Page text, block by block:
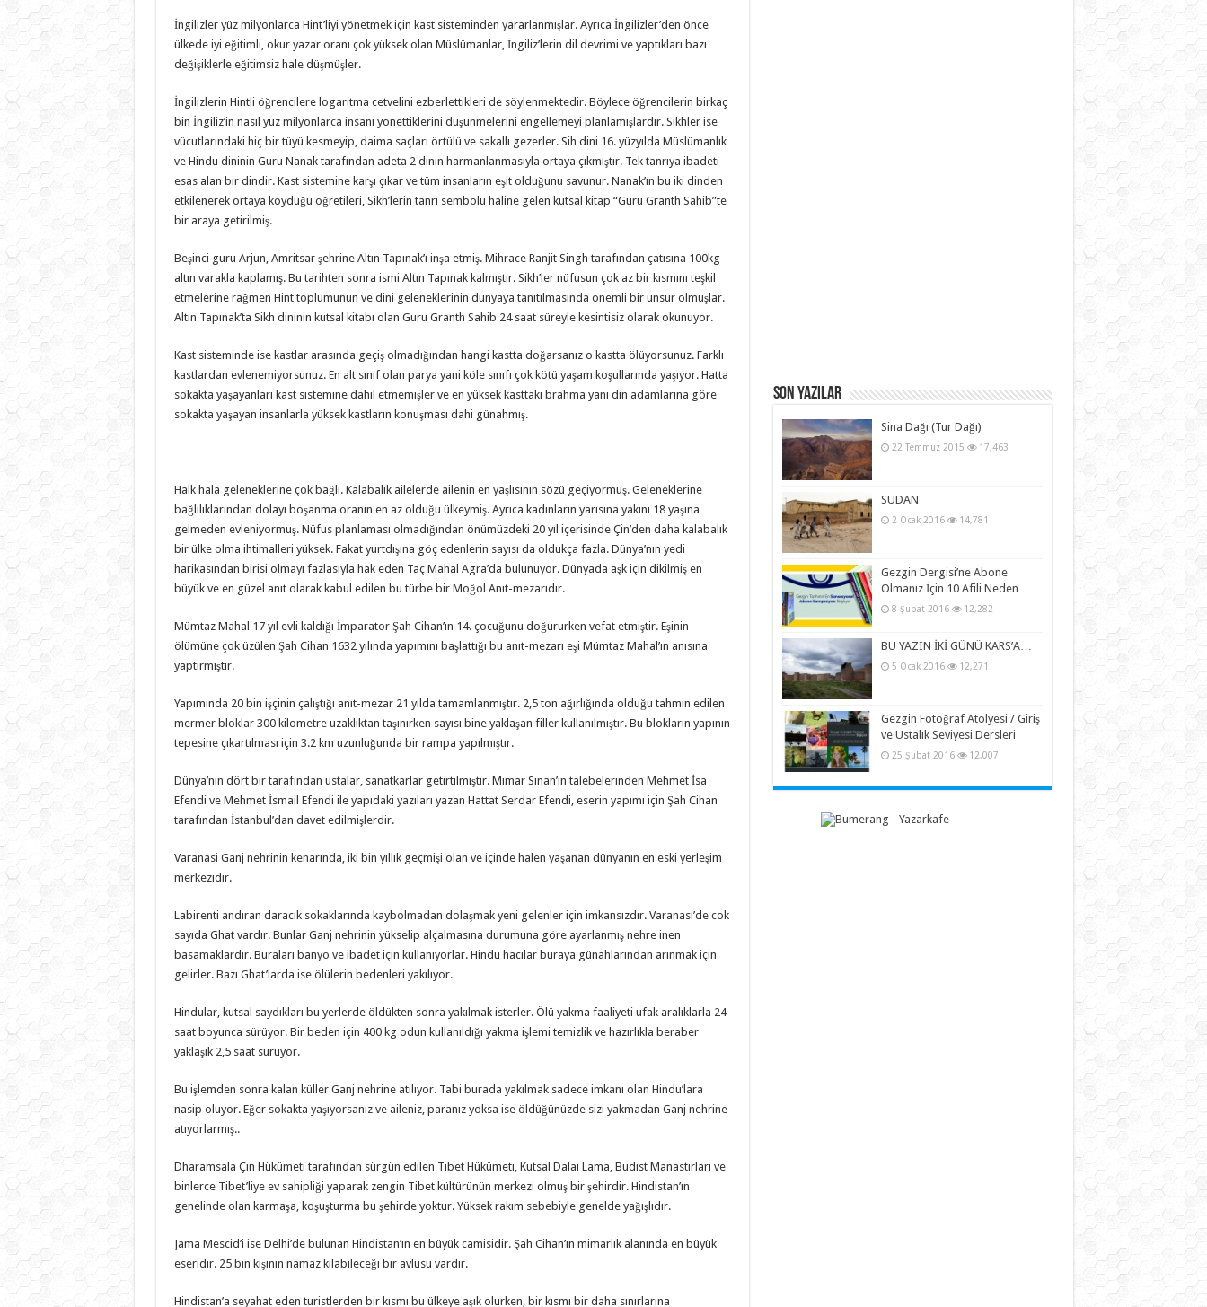
İngilizler yüz milyonlarca Hint’liyi yönetmek için kast sisteminden yararlanmışlar. Ayrıca İngilizler’den önce
ülkede iyi eğitimli, okur yazar oranı çok yüksek olan Müslümanlar, İngiliz’lerin dil devrimi ve yaptıkları bazı
değişiklerle eğitimsiz hale düşmüşler.
İngilizlerin Hintli öğrencilere logaritma cetvelini ezberlettikleri de söylenmektedir. Böylece öğrencilerin birkaç
bin İngiliz’in nasıl yüz milyonlarca insanı yönettiklerini düşünmelerini engellemeyi planlamışlardır. Sikhler ise
vücutlarındaki hiç bir tüyü kesmeyip, daima saçları örtülü ve sakallı gezerler. Sih dini 16. yüzyılda Müslümanlık
ve Hindu dininin Guru Nanak tarafından adeta 2 dinin harmanlanmasıyla ortaya çıkmıştır. Tek tanrıya ibadeti
esas alan bir dindir. Kast sistemine karşı çıkar ve tüm insanların eşit olduğunu savunur. Nanak’ın bu iki dinden
etkilenerek ortaya koyduğu öğretileri, Sikh’lerin tanrı sembolü haline gelen kutsal kitap “Guru Granth Sahib”te
bir araya getirilmiş.
Beşinci guru Arjun, Amritsar şehrine Altın Tapınak’ı inşa etmiş. Mihrace Ranjit Singh tarafından çatısına 100kg
altın varakla kaplamış. Bu tarihten sonra ismi Altın Tapınak kalmıştır. Sikh’ler nüfusun çok az bir kısmını teşkil
etmelerine rağmen Hint toplumunun ve dini geleneklerinin dünyaya tanıtılmasında önemli bir unsur olmuşlar.
Altın Tapınak’ta Sikh dininin kutsal kitabı olan Guru Granth Sahib 24 saat süreyle kesintisiz olarak okunuyor.
Kast sisteminde ise kastlar arasında geçiş olmadığından hangi kastta doğarsanız o kastta ölüyorsunuz. Farklı
kastlardan evlenemiyorsunuz. En alt sınıf olan parya yani köle sınıfı çok kötü yaşam koşullarında yaşıyor. Hatta
sokakta yaşayanları kast sistemine dahil etmemişler ve en yüksek kasttaki brahma yani din adamlarına göre
sokakta yaşayan insanlarla yüksek kastların konuşması dahi günahmış.
Halk hala geleneklerine çok bağlı. Kalabalık ailelerde ailenin en yaşlısının sözü geçiyormuş. Geleneklerine
bağlılıklarından dolayı boşanma oranın en az olduğu ülkeymiş. Ayrıca kadınların yarısına yakını 18 yaşına
gelmeden evleniyormuş. Nüfus planlaması olmadığından önümüzdeki 20 yıl içerisinde Çin’den daha kalabalık
bir ülke olma ihtimalleri yüksek. Fakat yurtdışına göç edenlerin sayısı da oldukça fazla. Dünya’nın yedi
harikasından birisi olmayı fazlasıyla hak eden Taç Mahal Agra’da bulunuyor. Dünyada aşk için dikilmiş en
büyük ve en güzel anıt olarak kabul edilen bu türbe bir Moğol Anıt-mezarıdır.
Mümtaz Mahal 17 yıl evli kaldığı İmparator Şah Cihan’ın 14. çocuğunu doğururken vefat etmiştir. Eşinin
ölümüne çok üzülen Şah Cihan 1632 yılında yapımını başlattığı bu anıt-mezarı eşi Mümtaz Mahal’ın anısına
yaptırmıştır.
Yapımında 20 bin işçinin çalıştığı anıt-mezar 21 yılda tamamlanmıştır. 2,5 ton ağırlığında olduğu tahmin edilen
mermer bloklar 300 kilometre uzaklıktan taşınırken sayısı bine yaklaşan filler kullanılmıştır. Bu blokların yapının
tepesine çıkartılması için 3.2 km uzunluğunda bir rampa yapılmıştır.
Dünya’nın dört bir tarafından ustalar, sanatkarlar getirtilmiştir. Mimar Sinan’ın talebelerinden Mehmet İsa
Efendi ve Mehmet İsmail Efendi ile yapıdaki yazıları yazan Hattat Serdar Efendi, eserin yapımı için Şah Cihan
tarafından İstanbul’dan davet edilmişlerdir.
Varanasi Ganj nehrinin kenarında, iki bin yıllık geçmişi olan ve içinde halen yaşanan dünyanın en eski yerleşim
merkezidir.
Labirenti andıran daracık sokaklarında kaybolmadan dolaşmak yeni gelenler için imkansızdır. Varanasi’de cok
sayıda Ghat vardır. Bunlar Ganj nehrinin yükselip alçalmasına durumuna göre ayarlanmış nehre inen
basamaklardır. Buraları banyo ve ibadet için kullanıyorlar. Hindu hacılar buraya günahlarından arınmak için
gelirler. Bazı Ghat’larda ise ölülerin bedenleri yakılıyor.
Hindular, kutsal saydıkları bu yerlerde öldükten sonra yakılmak isterler. Ölü yakma faaliyeti ufak aralıklarla 24
saat boyunca sürüyor. Bir beden için 400 kg odun kullanıldığı yakma işlemi temizlik ve hazırlıkla beraber
yaklaşık 2,5 saat sürüyor.
Bu işlemden sonra kalan küller Ganj nehrine atılıyor. Tabi burada yakılmak sadece imkanı olan Hindu’lara
nasip oluyor. Eğer sokakta yaşıyorsanız ve aileniz, paranız yoksa ise öldüğünüzde sizi yakmadan Ganj nehrine
atıyorlarmış..
Dharamsala Çin Hükümeti tarafından sürgün edilen Tibet Hükümeti, Kutsal Dalai Lama, Budist Manastırları ve
binlerce Tibet’liye ev sahipliği yaparak zengin Tibet kültürünün merkezi olmuş bir şehirdir. Hindistan’ın
genelinde olan karmaşa, koşuşturma bu şehirde yoktur. Yüksek rakım sebebiyle genelde yağışlıdır.
Jama Mescid’i ise Delhi’de bulunan Hindistan’ın en büyük camisidir. Şah Cihan’ın mimarlık alanında en büyük
eseridir. 25 bin kişinin namaz kılabileceği bir avlusu vardır.
Hindistan’a seyahat eden turistlerden bir kısmı bu ülkeye aşık olurken, bir kısmı bir daha sınırlarına
Son Yazılar
Sina Dağı (Tur Dağı)
22 Temmuz 2015 17,463
SUDAN
2 Ocak 2016 14,781
Gezgin Dergisi’ne Abone
Olmanız İçin 10 Afili Neden
8 Şubat 2016 12,282
BU YAZIN İKİ GÜNÜ KARS’A…
5 Ocak 2016 12,271
Gezgin Fotoğraf Atölyesi / Giriş
ve Ustalık Seviyesi Dersleri
25 Şubat 2016 12,007